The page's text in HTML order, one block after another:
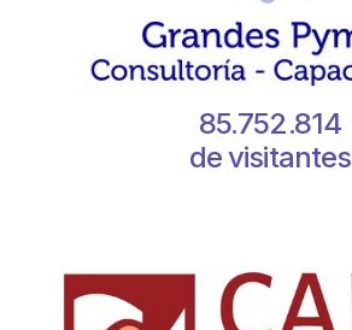
85.752.814
de visitantes